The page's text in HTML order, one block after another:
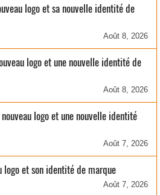
logo et sa nouvelle identité de
Août 8, 2026
logo et une nouvelle identité de
Août 8, 2026
logo et une nouvelle identité
Août 7, 2026
logo et son identité de marque
Août 7, 2026